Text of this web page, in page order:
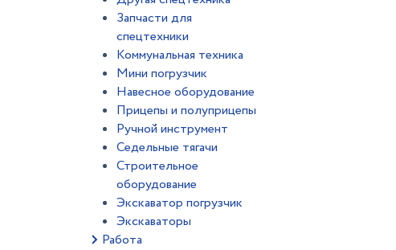
Запчасти для
спецтехники
Коммунальная техника
Мини погрузчик
Навесное оборудование
Прицепы и полуприцепы
Ручной инструмент
Седельные тягачи
Строительное
оборудование
Экскаватор погрузчик
Экскаваторы
Работа